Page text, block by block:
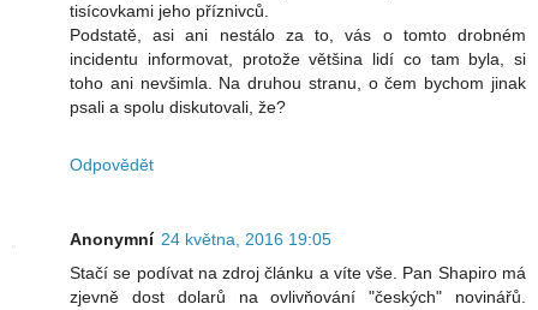
tisícovkami jeho příznivců.
Podstatě, asi ani nestálo za to, vás o tomto drobném
incidentu informovat, protože většina lidí co tam byla, si
toho ani nevšimla. Na druhou stranu, o čem bychom jinak
psali a spolu diskutovali, že?
Odpovědět
Anonymní 24 května, 2016 19:05
Stačí se podívat na zdroj článku a víte vše. Pan Shapiro má
zjevně dost dolarů na ovlivňování "českých" novinářů.